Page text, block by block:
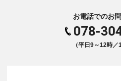
お電話でのお
078-
（平日9～12時／